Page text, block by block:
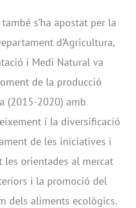
s’ha apostat per la
d’Agricultura,
i Medi Natural va
de la producció
(2015-2020) amb
i la diversificació
de les iniciatives i
orientades al mercat
i la promoció del
dels aliments ecològics.